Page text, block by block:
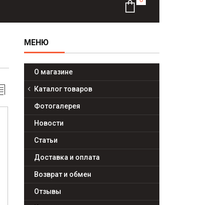
О магазине
Каталог товаров
Фотогалерея
Новости
Статьи
Доставка и оплата
Возврат и обмен
Отзывы